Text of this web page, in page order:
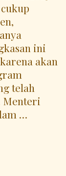
ini
akan
telah
Menteri
…